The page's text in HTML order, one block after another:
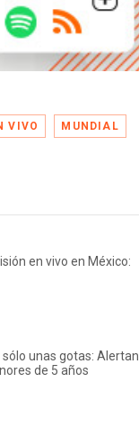
VIVO MUNDIAL
en vivo en México:
unas gotas: Alertan
de 5 años